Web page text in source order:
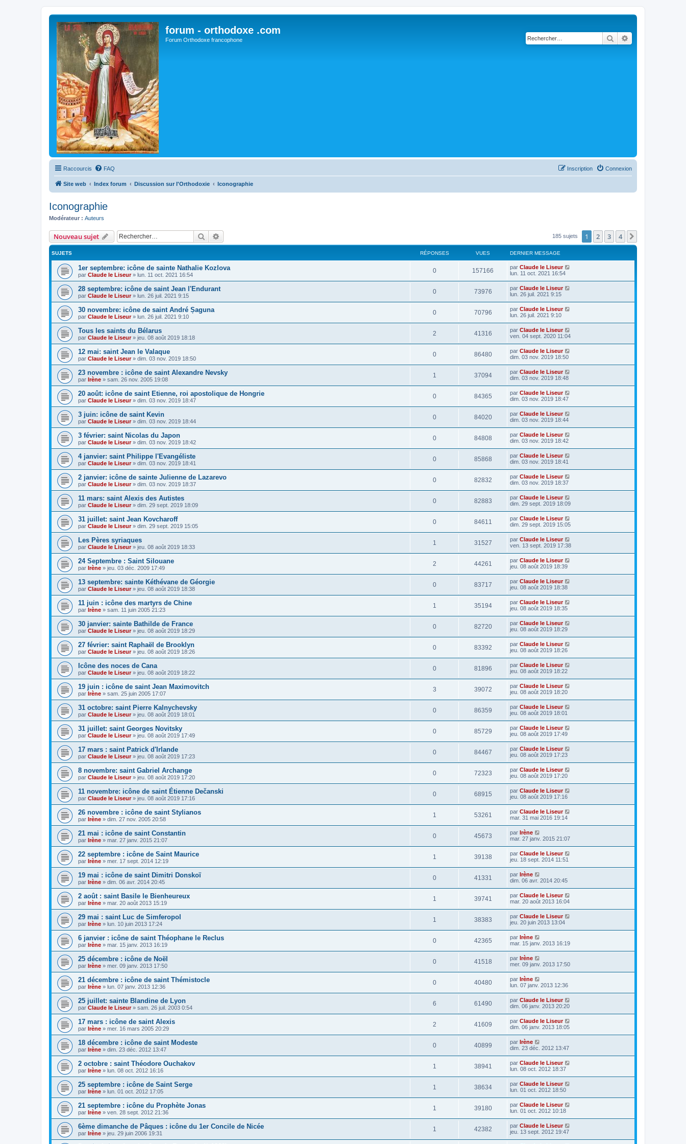
forum - orthodoxe .com
Forum Orthodoxe francophone Rechercher
Raccourcis FAQ Connexion
Inscription
Site web Index forum Discussion sur l'Orthodoxie Iconographie
Iconographie
Modérateur : Auteurs
Nouveau sujet Rechercher 185 sujets 1 2 3 4
SUJETS RÉPONSES VUES DERNIER MESSAGE
1er septembre: icône de sainte Nathalie Kozlova
par Claude le Liseur» lun. 11 oct. 2021 16:54
0 157166 par Claude le Liseur
lun. 11 oct. 2021 16:54
28 septembre: icône de saint Jean l'Endurant
par Claude le Liseur» lun. 26 juil. 2021 9:15
0 73976 par Claude le Liseur
lun. 26 juil. 2021 9:15
30 novembre: icône de saint André Șaguna
par Claude le Liseur» lun. 26 juil. 2021 9:10
0 70796 par Claude le Liseur
lun. 26 juil. 2021 9:10
Tous les saints du Bélarus
par Claude le Liseur» jeu. 08 août 2019 18:18
2 41316 par Claude le Liseur
ven. 04 sept. 2020 11:04
12 mai: saint Jean le Valaque
par Claude le Liseur» dim. 03 nov. 2019 18:50
0 86480 par Claude le Liseur
dim. 03 nov. 2019 18:50
23 novembre : icône de saint Alexandre Nevsky
par Irène » sam. 26 nov. 2005 19:08
1 37094 par Claude le Liseur
dim. 03 nov. 2019 18:48
20 août: icône de saint Etienne, roi apostolique de Hongrie
par Claude le Liseur» dim. 03 nov. 2019 18:47
0 84365 par Claude le Liseur
dim. 03 nov. 2019 18:47
3 juin: icône de saint Kevin
par Claude le Liseur» dim. 03 nov. 2019 18:44
0 84020 par Claude le Liseur
dim. 03 nov. 2019 18:44
3 février: saint Nicolas du Japon
par Claude le Liseur» dim. 03 nov. 2019 18:42
0 84808 par Claude le Liseur
dim. 03 nov. 2019 18:42
4 janvier: saint Philippe l'Evangéliste
par Claude le Liseur» dim. 03 nov. 2019 18:41
0 85868 par Claude le Liseur
dim. 03 nov. 2019 18:41
2 janvier: icône de sainte Julienne de Lazarevo
par Claude le Liseur» dim. 03 nov. 2019 18:37
0 82832 par Claude le Liseur
dim. 03 nov. 2019 18:37
11 mars: saint Alexis des Autistes
par Claude le Liseur» dim. 29 sept. 2019 18:09
0 82883 par Claude le Liseur
dim. 29 sept. 2019 18:09
31 juillet: saint Jean Kovcharoff
par Claude le Liseur» dim. 29 sept. 2019 15:05
0 84611 par Claude le Liseur
dim. 29 sept. 2019 15:05
Les Pères syriaques
par Claude le Liseur» jeu. 08 août 2019 18:33
1 31527 par Claude le Liseur
ven. 13 sept. 2019 17:38
24 Septembre : Saint Silouane
par Irène » jeu. 03 déc. 2009 17:49
2 44261 par Claude le Liseur
jeu. 08 août 2019 18:39
13 septembre: sainte Kéthévane de Géorgie
par Claude le Liseur» jeu. 08 août 2019 18:38
0 83717 par Claude le Liseur
jeu. 08 août 2019 18:38
11 juin : icône des martyrs de Chine
par Irène » sam. 11 juin 2005 21:23
1 35194 par Claude le Liseur
jeu. 08 août 2019 18:35
30 janvier: sainte Bathilde de France
par Claude le Liseur» jeu. 08 août 2019 18:29
0 82720 par Claude le Liseur
jeu. 08 août 2019 18:29
27 février: saint Raphaël de Brooklyn
par Claude le Liseur» jeu. 08 août 2019 18:26
0 83392 par Claude le Liseur
jeu. 08 août 2019 18:26
Icône des noces de Cana
par Claude le Liseur» jeu. 08 août 2019 18:22
0 81896 par Claude le Liseur
jeu. 08 août 2019 18:22
19 juin : icône de saint Jean Maximovitch
par Irène » sam. 25 juin 2005 17:07
3 39072 par Claude le Liseur
jeu. 08 août 2019 18:20
31 octobre: saint Pierre Kalnychevsky
par Claude le Liseur» jeu. 08 août 2019 18:01
0 86359 par Claude le Liseur
jeu. 08 août 2019 18:01
31 juillet: saint Georges Novitsky
par Claude le Liseur» jeu. 08 août 2019 17:49
0 85729 par Claude le Liseur
jeu. 08 août 2019 17:49
17 mars : saint Patrick d'Irlande
par Claude le Liseur» jeu. 08 août 2019 17:23
0 84467 par Claude le Liseur
jeu. 08 août 2019 17:23
8 novembre: saint Gabriel Archange
par Claude le Liseur» jeu. 08 août 2019 17:20
0 72323 par Claude le Liseur
jeu. 08 août 2019 17:20
11 novembre: icône de saint Étienne Dečanski
par Claude le Liseur» jeu. 08 août 2019 17:16
0 68915 par Claude le Liseur
jeu. 08 août 2019 17:16
26 novembre : icône de saint Stylianos
par Irène » dim. 27 nov. 2005 20:58
1 53261 par Claude le Liseur
mar. 31 mai 2016 19:14
21 mai : icône de saint Constantin
par Irène » mar. 27 janv. 2015 21:07
0 45673 par Irène
mar. 27 janv. 2015 21:07
22 septembre : icône de Saint Maurice
par Irène » mer. 17 sept. 2014 12:19
1 39138 par Claude le Liseur
jeu. 18 sept. 2014 11:51
19 mai : icône de saint Dimitri Donskoï
par Irène » dim. 06 avr. 2014 20:45
0 41331 par Irène
dim. 06 avr. 2014 20:45
2 août : saint Basile le Bienheureux
par Irène » mar. 20 août 2013 15:19
1 39741 par Claude le Liseur
mar. 20 août 2013 16:04
29 mai : saint Luc de Simferopol
par Irène » lun. 10 juin 2013 17:24
1 38383 par Claude le Liseur
jeu. 20 juin 2013 13:04
6 janvier : icône de saint Théophane le Reclus
par Irène » mar. 15 janv. 2013 16:19
0 42365 par Irène
mar. 15 janv. 2013 16:19
25 décembre : icône de Noël
par Irène » mer. 09 janv. 2013 17:50
0 41518 par Irène
mer. 09 janv. 2013 17:50
21 décembre : icône de saint Thémistocle
par Irène » lun. 07 janv. 2013 12:36
0 40480 par Irène
lun. 07 janv. 2013 12:36
25 juillet: sainte Blandine de Lyon
par Claude le Liseur» sam. 26 juil. 2003 0:54
6 61490 par Claude le Liseur
dim. 06 janv. 2013 20:20
17 mars : icône de saint Alexis
par Irène » mer. 16 mars 2005 20:29
2 41609 par Claude le Liseur
dim. 06 janv. 2013 18:05
18 décembre : icône de saint Modeste
par Irène » dim. 23 déc. 2012 13:47
0 40899 par Irène
dim. 23 déc. 2012 13:47
2 octobre : saint Théodore Ouchakov
par Irène » lun. 08 oct. 2012 16:16
1 38941 par Claude le Liseur
lun. 08 oct. 2012 18:37
25 septembre : icône de Saint Serge
par Irène » lun. 01 oct. 2012 17:05
1 38634 par Claude le Liseur
lun. 01 oct. 2012 18:50
21 septembre : icône du Prophète Jonas
par Irène » ven. 28 sept. 2012 21:36
1 39180 par Claude le Liseur
lun. 01 oct. 2012 10:18
6ème dimanche de Pâques : icône du 1er Concile de Nicée
par Irène » jeu. 29 juin 2006 19:31
1 42382 par Claude le Liseur
jeu. 13 sept. 2012 19:47